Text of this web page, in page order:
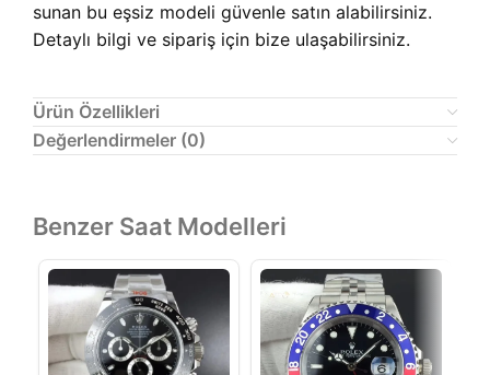
sunan bu eşsiz modeli güvenle satın alabilirsiniz.
Detaylı bilgi ve sipariş için bize ulaşabilirsiniz.
Ürün Özellikleri
Değerlendirmeler (0)
Benzer Saat Modelleri